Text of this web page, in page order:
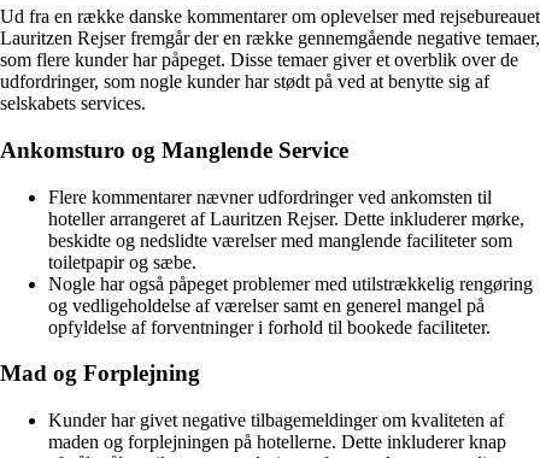
Ud fra en række danske kommentarer om oplevelser med rejsebureauet
Lauritzen Rejser fremgår der en række gennemgående negative temaer,
som flere kunder har påpeget. Disse temaer giver et overblik over de
udfordringer, som nogle kunder har stødt på ved at benytte sig af
selskabets services.
Ankomsturo og Manglende Service
Flere kommentarer nævner udfordringer ved ankomsten til
hoteller arrangeret af Lauritzen Rejser. Dette inkluderer mørke,
beskidte og nedslidte værelser med manglende faciliteter som
toiletpapir og sæbe.
Nogle har også påpeget problemer med utilstrækkelig rengøring
og vedligeholdelse af værelser samt en generel mangel på
opfyldelse af forventninger i forhold til bookede faciliteter.
Mad og Forplejning
Kunder har givet negative tilbagemeldinger om kvaliteten af
maden og forplejningen på hotellerne. Dette inkluderer knap